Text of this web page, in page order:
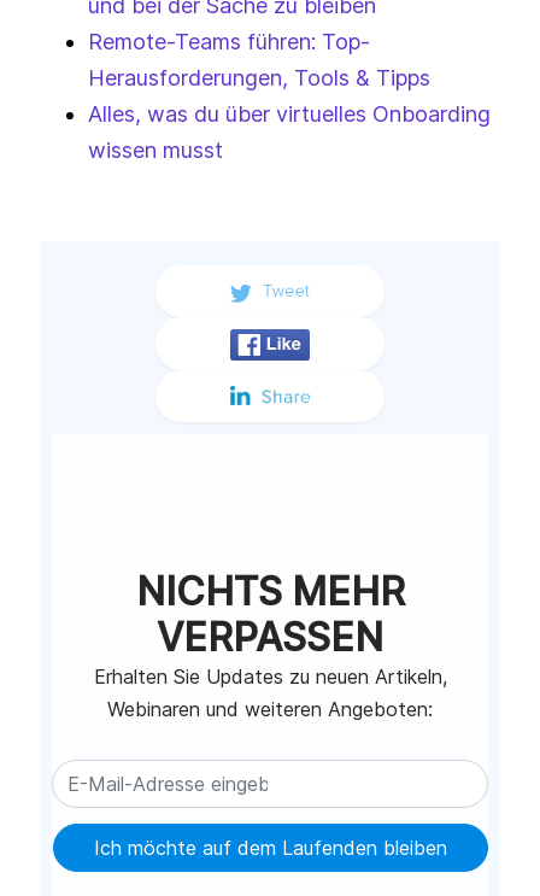
und bei der Sache zu bleiben
Remote-Teams führen: Top-
Herausforderungen, Tools & Tipps
Alles, was du über virtuelles Onboarding
wissen musst
NICHTS MEHR
VERPASSEN
Erhalten Sie Updates zu neuen Artikeln,
Webinaren und weiteren Angeboten:
Ich möchte auf dem Laufenden bleiben